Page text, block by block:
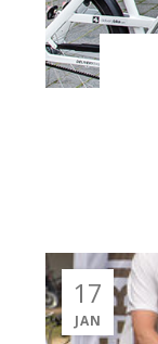
17
JAN